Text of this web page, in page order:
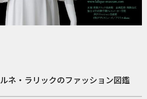
ルネ・ラリックのファッション図鑑